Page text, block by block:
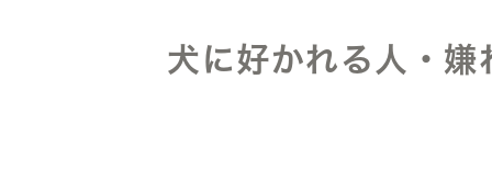
犬に好かれる人・嫌